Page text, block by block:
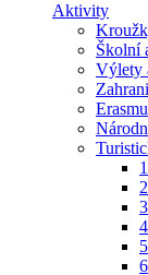
Aktivity
Školní
Výlety